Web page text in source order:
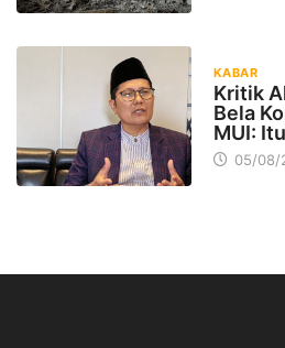
KABAR
Kritik
Bela
MUI:
05/08/